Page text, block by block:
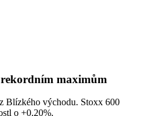
maximům
Blízkého východu. Stoxx 600
o +0.20%.